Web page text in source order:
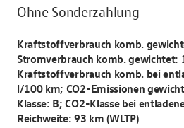
Ohne Sonderzahlung
Kraftstoffverbrauch komb.
Stromverbrauch komb. gewichtet:
Kraftstoffverbrauch komb. bei
l/100 km; CO2-Emissionen
Klasse: B; CO2-Klasse bei
Reichweite: 93 km (WLTP)